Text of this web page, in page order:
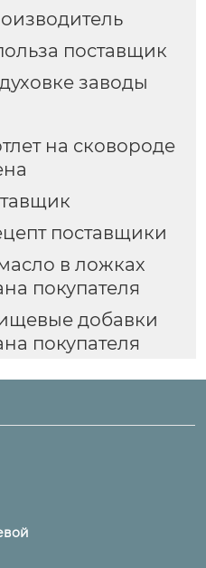
поставщик
заводы
на сковороде
поставщики
в ложках
покупателя
добавки
покупателя